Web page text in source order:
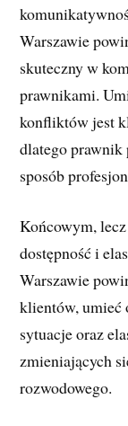
Warszawie
skuteczny w
prawnikami.
konfliktów jest
dlatego prawnik
sposób
Końcowym,
dostępność i
Warszawie
klientów, umieć
sytuacje oraz
zmieniających
rozwodowego.